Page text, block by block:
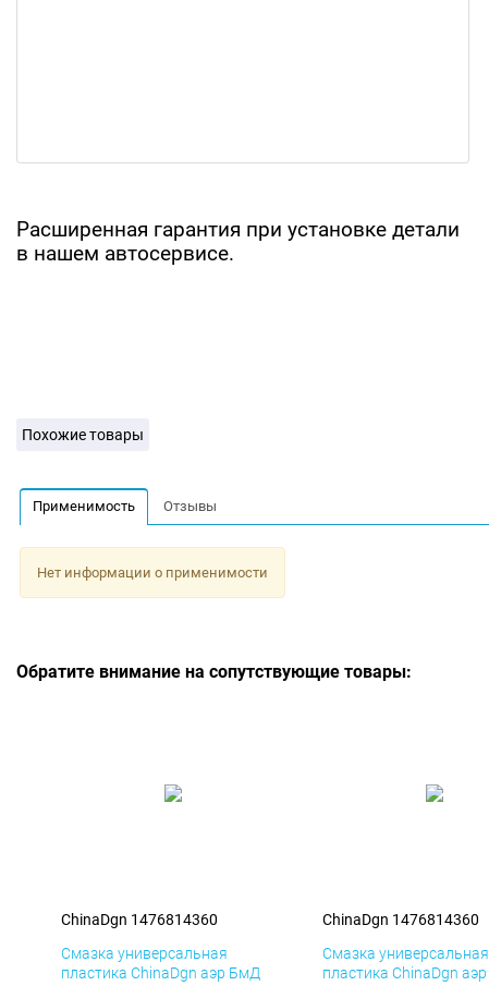
Расширенная гарантия при установке детали
в нашем автосервисе.
Похожие товары
Применимость Отзывы
Нет информации о применимости
Обратите внимание на сопутствующие товары:
ChinaDgn 1476814360
Смазка универсальная
пластика ChinaDgn аэр БмД
ChinaDgn 1476814360
Смазка универсальная
пластика ChinaDgn